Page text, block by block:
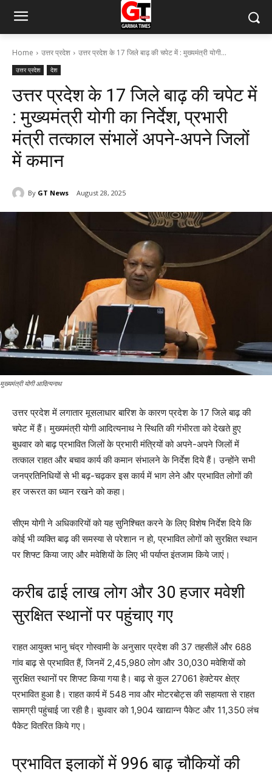
Home उत्तर प्रदेश उत्तर प्रदेश के 17 जिले बाढ़ की चपेट में : मुख्यमंत्री योगी...
उत्तर प्रदेश देश
उत्तर प्रदेश के 17 जिले बाढ़ की चपेट में
: मुख्यमंत्री योगी का निर्देश, प्रभारी
मंत्री तत्काल संभालें अपने-अपने जिलों
में कमान
By GT News August 28, 2025
मुख्यमंत्री योगी आदित्यनाथ
उत्तर प्रदेश में लगातार मूसलाधार बारिश के कारण प्रदेश के 17 जिले बाढ़ की
चपेट में हैं। मुख्यमंत्री योगी आदित्यनाथ ने स्थिति की गंभीरता को देखते हुए
बुधवार को बाढ़ प्रभावित जिलों के प्रभारी मंत्रियों को अपने-अपने जिलों में
तत्काल राहत और बचाव कार्य की कमान संभालने के निर्देश दिये हैं। उन्होंने सभी
जनप्रतिनिधियों से भी बढ़-चढ़कर इस कार्य में भाग लेने और प्रभावित लोगों की
हर जरूरत का ध्यान रखने को कहा।
सीएम योगी ने अधिकारियों को यह सुनिश्चित करने के लिए विशेष निर्देश दिये कि
कोई भी व्यक्ति बाढ़ की समस्या से परेशान न हो, प्रभावित लोगों को सुरक्षित स्थान
पर शिफ्ट किया जाए और मवेशियों के लिए भी पर्याप्त इंतजाम किये जाएं।
करीब ढाई लाख लोग और 30 हजार मवेशी
सुरक्षित स्थानों पर पहुंचाए गए
राहत आयुक्त भानु चंद्र गोस्वामी के अनुसार प्रदेश की 37 तहसीलें और 688
गांव बाढ़ से प्रभावित हैं, जिनमें 2,45,980 लोग और 30,030 मवेशियों को
सुरक्षित स्थानों पर शिफ्ट किया गया है। बाढ़ से कुल 27061 हेक्टेयर क्षेत्र
प्रभावित हुआ है। राहत कार्य में 548 नाव और मोटरबोट्स की सहायता से राहत
सामग्री पहुंचाई जा रही है। बुधवार को 1,904 खाद्यान्न पैकेट और 11,350 लंच
पैकेट वितरित किये गए।
प्रभावित इलाकों में 996 बाढ़ चौकियों की